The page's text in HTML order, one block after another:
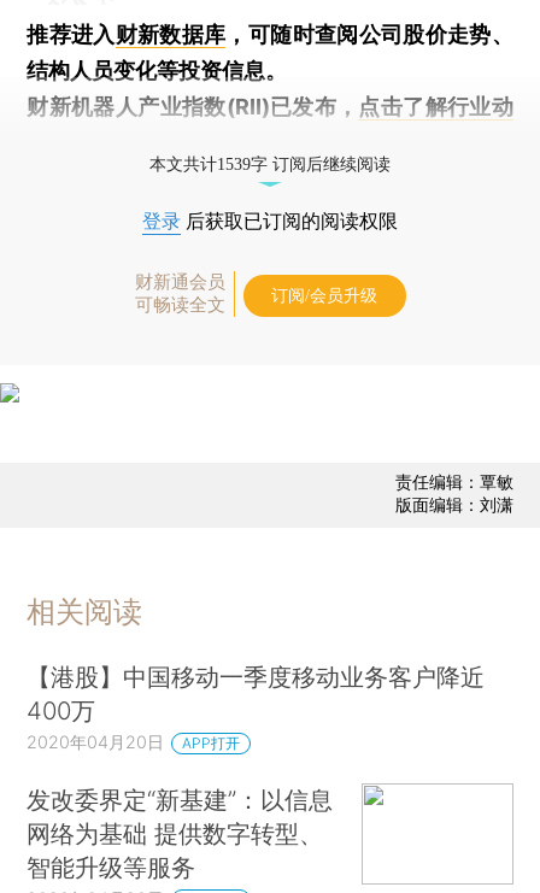
推荐进入财新数据库 ，可随时查阅公司股价走势、
结构人员变化等投资信息。
财新机器人产业指数(RII)已发布， 点击了解行业动
本文共计1539字 订阅后继续阅读
登录 后获取已订阅的阅读权限
财新通会员
可畅读全文
订阅/会员升级
责任编辑：覃敏
版面编辑：刘潇
相关阅读
【港股】中国移动一季度移动业务客户降近
400万
2020年04月20日 APP打开
发改委界定“新基建”：以信息
网络为基础 提供数字转型、
智能升级等服务